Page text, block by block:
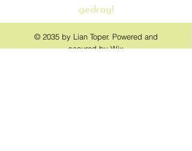
gedrag!
© 2035 by Lian Toper. Powered and
secured byWix